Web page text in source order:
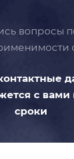
вопросы
с вами
сроки